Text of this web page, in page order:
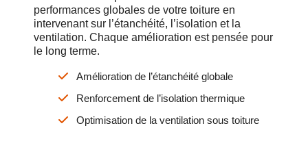
performances globales de votre toiture en
intervenant sur l’étanchéité, l’isolation et la
ventilation. Chaque amélioration est pensée pour
le long terme.
Amélioration de l’étanchéité globale
Renforcement de l’isolation thermique
Optimisation de la ventilation sous toiture